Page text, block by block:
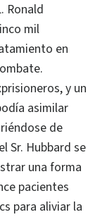
Ronald
mil
en
y un
asimilar
de
Sr. Hubbard se
una forma
pacientes
para aliviar la